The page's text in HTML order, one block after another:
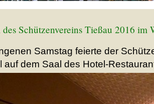
Schützenvereins Tießau 2016 im
Samstag feierte der
auf dem Saal des Hotel-